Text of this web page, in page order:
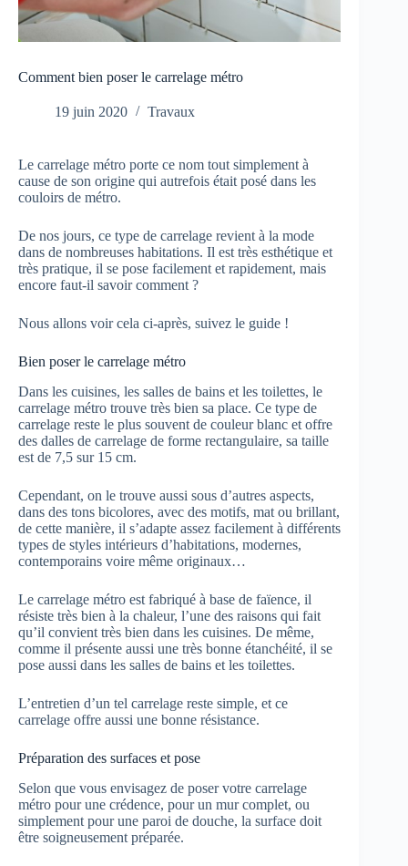
Comment bien poser le carrelage métro
19 juin 2020 Travaux
Le carrelage métro porte ce nom tout simplement à
cause de son origine qui autrefois était posé dans les
couloirs de métro.
De nos jours, ce type de carrelage revient à la mode
dans de nombreuses habitations. Il est très esthétique et
très pratique, il se pose facilement et rapidement, mais
encore faut-il savoir comment ?
Nous allons voir cela ci-après, suivez le guide !
Bien poser le carrelage métro
Dans les cuisines, les salles de bains et les toilettes, le
carrelage métro trouve très bien sa place. Ce type de
carrelage reste le plus souvent de couleur blanc et offre
des dalles de carrelage de forme rectangulaire, sa taille
est de 7,5 sur 15 cm.
Cependant, on le trouve aussi sous d’autres aspects,
dans des tons bicolores, avec des motifs, mat ou brillant,
de cette manière, il s’adapte assez facilement à différents
types de styles intérieurs d’habitations, modernes,
contemporains voire même originaux…
Le carrelage métro est fabriqué à base de faïence, il
résiste très bien à la chaleur, l’une des raisons qui fait
qu’il convient très bien dans les cuisines. De même,
comme il présente aussi une très bonne étanchéité, il se
pose aussi dans les salles de bains et les toilettes.
L’entretien d’un tel carrelage reste simple, et ce
carrelage offre aussi une bonne résistance.
Préparation des surfaces et pose
Selon que vous envisagez de poser votre carrelage
métro pour une crédence, pour un mur complet, ou
simplement pour une paroi de douche, la surface doit
être soigneusement préparée.